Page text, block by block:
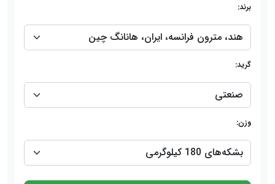
برند:
گرید:
وزن: